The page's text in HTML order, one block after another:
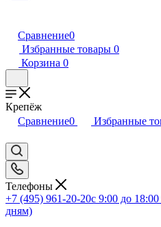
Сравнение0
Избранные товары 0
Корзина 0
Крепёж
Сравнение0 Избранные
Телефоны
+7 (495) 961-20-20с 9:00 до
дням)